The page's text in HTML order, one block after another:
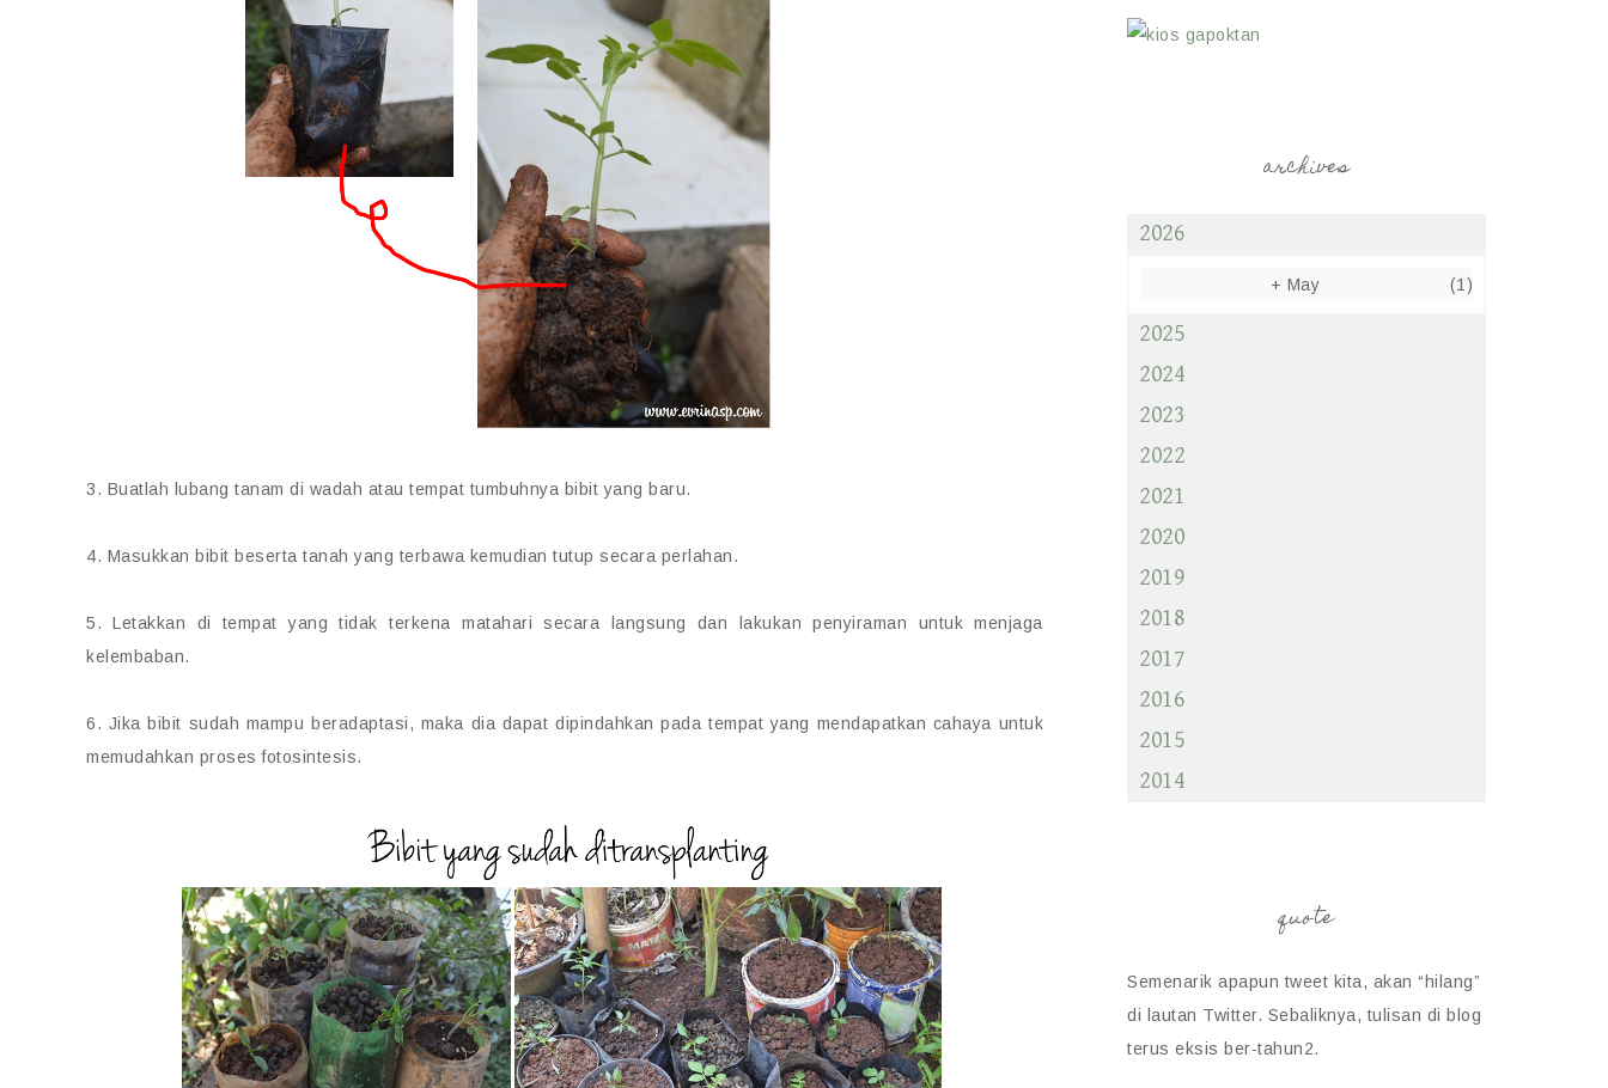
3. Buatlah lubang tanam di wadah atau tempat tumbuhnya bibit yang baru.
4. Masukkan bibit beserta tanah yang terbawa kemudian tutup secara perlahan.
5. Letakkan di tempat yang tidak terkena matahari secara langsung dan lakukan penyiraman untuk menjaga
kelembaban.
6. Jika bibit sudah mampu beradaptasi, maka dia dapat dipindahkan pada tempat yang mendapatkan cahaya untuk
memudahkan proses fotosintesis.
archives
2026
+ May (1)
2025
2024
2023
2022
2021
2020
2019
2018
2017
2016
2015
2014
quote
Semenarik apapun tweet kita, akan “hilang”
di lautan Twitter. Sebaliknya, tulisan di blog
terus eksis ber-tahun2.